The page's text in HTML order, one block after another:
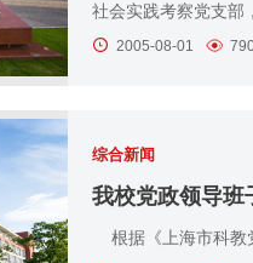
社会实践考察党支部
2005-08-01
综合新闻
我校党政领导班
根据《上海市科教